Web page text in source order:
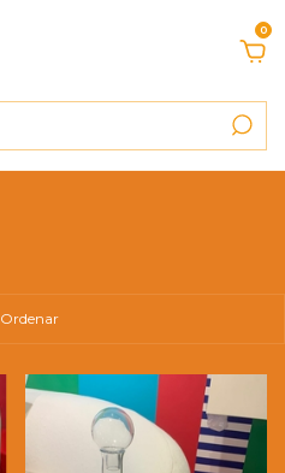
0
Ordenar